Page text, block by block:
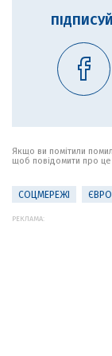
Якщо ви помітили
щоб повідомити про
СОЦМЕРЕЖІ
РЕКЛАМА: